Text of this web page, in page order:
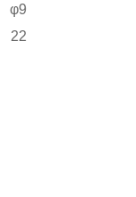
φ9
22